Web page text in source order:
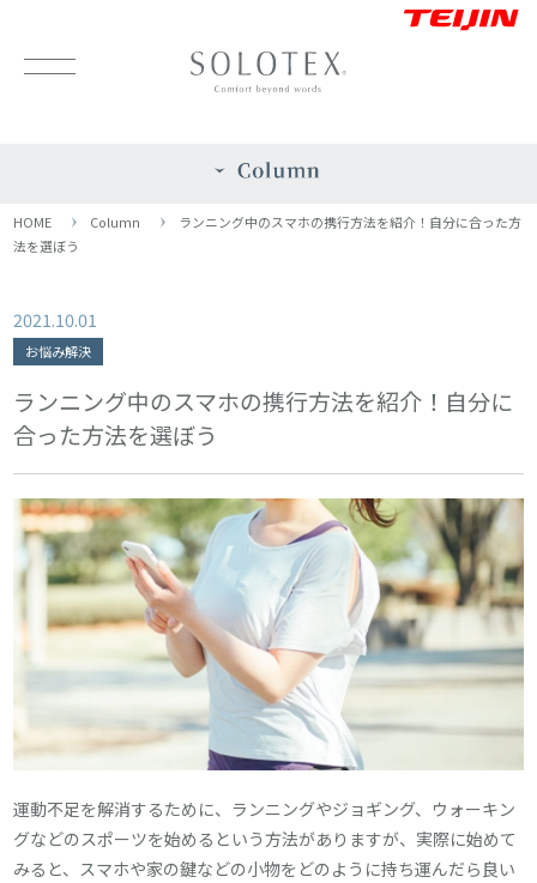
HOME Column
ランニング中のスマホの携行方法を紹介！自分に合った方
法を選ぼう
2021.10.01
お悩み解決
ランニング中のスマホの携行方法を紹介！自分に
合った方法を選ぼう
運動不足を解消するために、ランニングやジョギング、ウォーキン
グなどのスポーツを始めるという方法がありますが、実際に始めて
みると、スマホや家の鍵などの小物をどのように持ち運んだら良い